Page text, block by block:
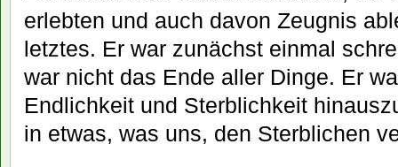
erlebten und auch davon Zeugnis
letztes. Er war zunächst einmal
war nicht das Ende aller Dinge. Er
Endlichkeit und Sterblichkeit
in etwas, was uns, den Sterblichen